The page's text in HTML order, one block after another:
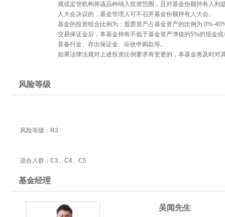
规或监管机构将该品种纳入投资范围，且对基金份额持有人
人大会决议的，基金管理人可不召开基金份额持有人大会。
基金的投资组合比例为：股票资产占基金资产的比例为 0%-
交易保证金后，本基金持有不低于基金资产净值的5%的现金
算备付金、存出保证金、应收申购款等。
如果法律法规对上述投资比例要求有变更的，本基金将及时对
风险等级
风险等级：R3
适合人群：C3、C4、C5
基金经理
吴闻先生